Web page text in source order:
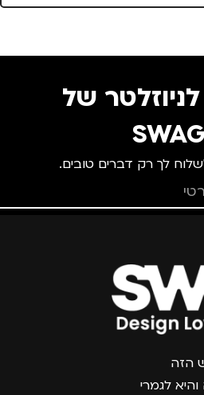
גברים ,חיילים ,טיולים ,
של
לך רק דברים טובים.
צרפו אותי למועדון
הזה
לגמרי